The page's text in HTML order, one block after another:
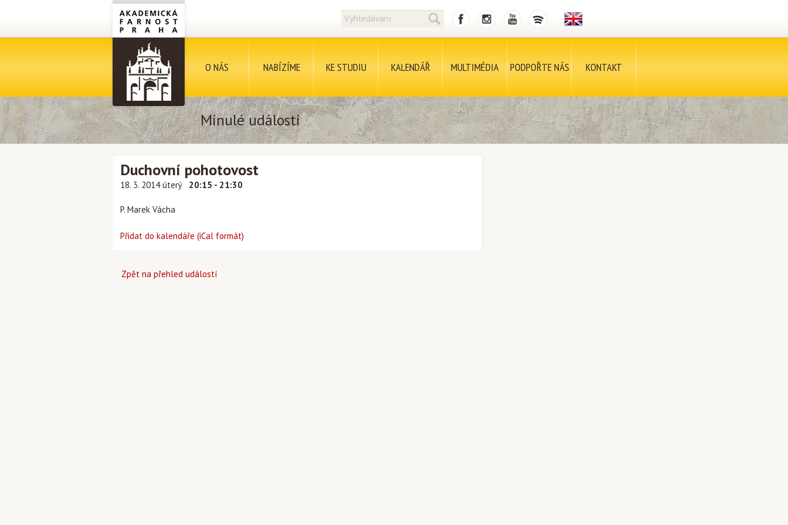
O NÁS NABÍZÍME KE STUDIU KALENDÁŘ MULTIMÉDIA PODPOŘTE NÁS KONTAKT
Minulé události
Duchovní pohotovost
18. 3. 2014 úterý 20:15 - 21:30
P. Marek Vácha
Přidat do kalendáře (iCal formát)
Zpět na přehled událostí